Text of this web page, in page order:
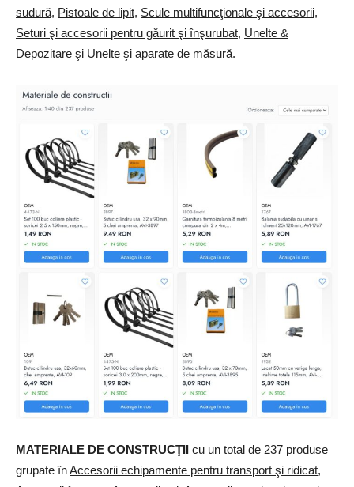
sudură, Pistoale de lipit, Scule multifuncţionale şi accesorii,
Seturi şi accesorii pentru găurit şi înşurubat, Unelte &
Depozitare şi Unelte şi aparate de măsură.
MATERIALE DE CONSTRUCŢII cu un total de 237 produse
grupate înAccesorii echipamente pentru transport şi ridicat,